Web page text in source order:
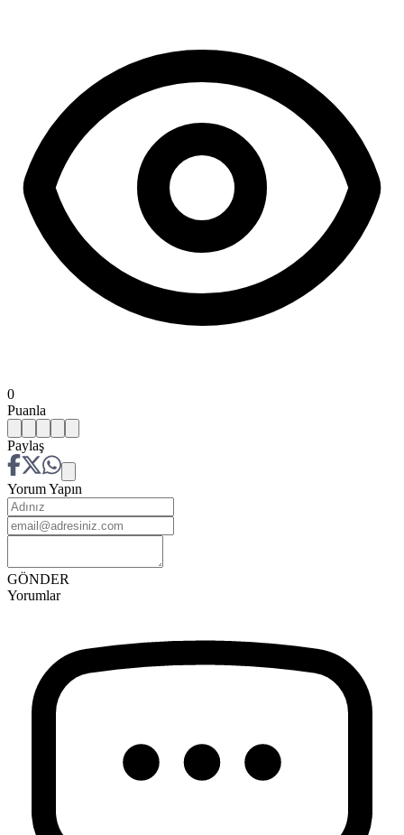
0
Puanla
Paylaş
Yorum Yapın
GÖNDER
Yorumlar